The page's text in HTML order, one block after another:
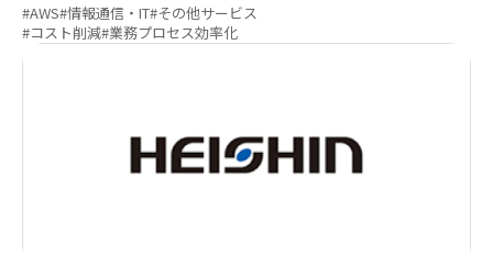
#AWS#情報通信・IT#その他サービス
#コスト削減#業務プロセス効率化